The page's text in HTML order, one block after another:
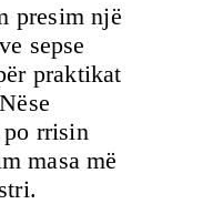
presim një
sepse
praktikat
po rrisin
masa më